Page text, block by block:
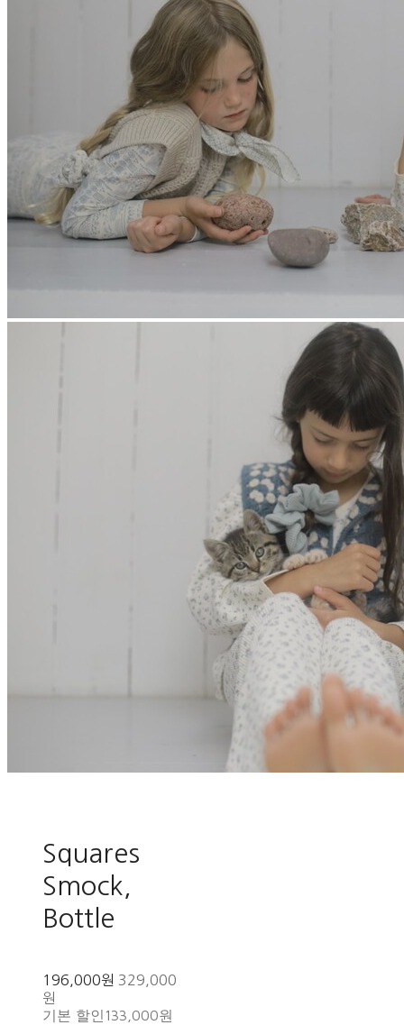
Squares
Smock,
Bottle
196,000원 329,000
원
기본 할인 133,000원